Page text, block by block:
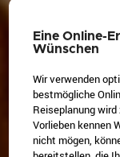
Eine Online-
Wünschen
Wir verwenden
bestmögliche
Reiseplanung
Vorlieben kennen
nicht mögen,